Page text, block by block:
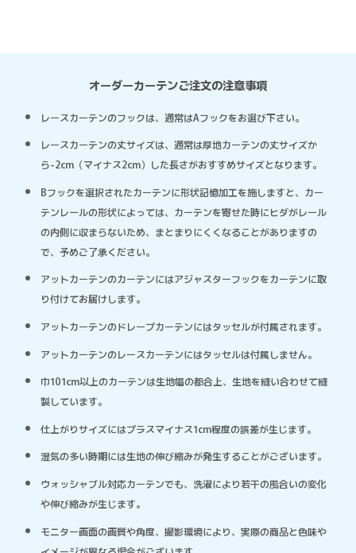
オーダーカーテンご注文の注意事項
レースカーテンのフックは、通常はAフックをお選び下さい。
レースカーテンの丈サイズは、通常は厚地カーテンの丈サイズか
ら-2cm（マイナス2cm）した長さがおすすめサイズとなります。
Bフックを選択されたカーテンに形状記憶加工を施しますと、カー
テンレールの形状によっては、カーテンを寄せた時にヒダがレール
の内側に収まらないため、まとまりにくくなることがありますの
で、予めご了承ください。
アットカーテンのカーテンにはアジャスターフックをカーテンに取
り付けてお届けします。
アットカーテンのドレープカーテンにはタッセルが付属されます。
アットカーテンのレースカーテンにはタッセルは付属しません。
巾101cm以上のカーテンは生地幅の都合上、生地を縫い合わせて縫
製しています。
仕上がりサイズにはプラスマイナス1cm程度の誤差が生じます。
湿気の多い時期には生地の伸び縮みが発生することがございます。
ウォッシャブル対応カーテンでも、洗濯により若干の風合いの変化
や伸び縮みが生じます。
モニター画面の画質や角度、撮影環境により、実際の商品と色味や